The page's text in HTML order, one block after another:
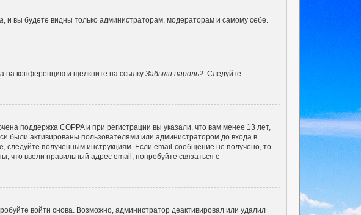
, и вы будете видны только администраторам, модераторам и самому себе.
на конференцию и щёлкните на ссылку Забыли пароль?. Следуйте
поддержка COPPA и при регистрации вы указали, что вам менее 13 лет,
были активированы пользователями или администратором до входа в
полученным инструкциям. Если email-сообщение не получено, то
что ввели правильный адрес email, попробуйте связаться с
войти снова. Возможно, администратор деактивировал или удалил